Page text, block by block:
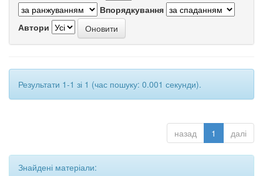
Впорядкування
Автори
Результати 1-1 зі 1 (час пошуку: 0.001 секунди).
назад 1 далі
Знайдені матеріали: